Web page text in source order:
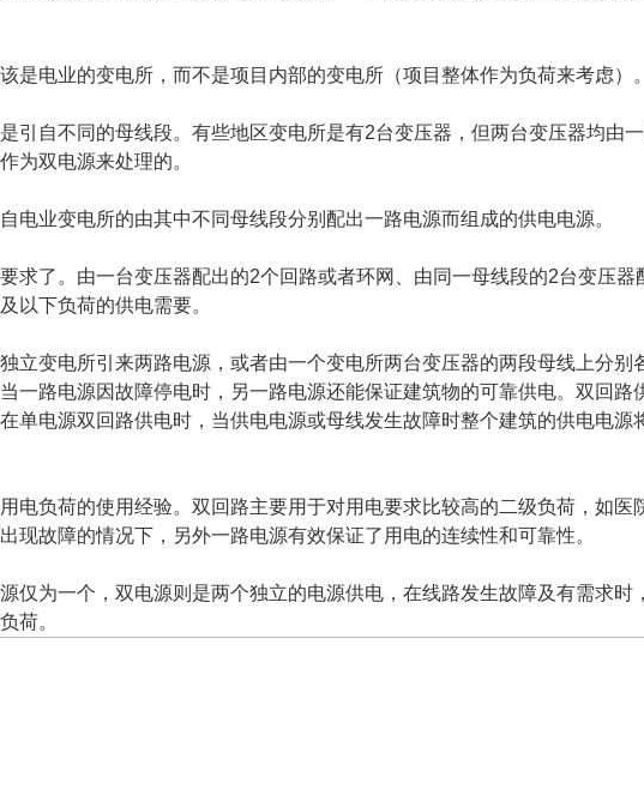
是电业的变电所，而不是项目内部的变电所（项目整体作为负荷来考虑）。
引自不同的母线段。有些地区变电所是有2台变压器，但两台变压器均由
为双电源来处理的。
电业变电所的由其中不同母线段分别配出一路电源而组成的供电电源。
求了。由一台变压器配出的2个回路或者环网、由同一母线段的2台变压器
以下负荷的供电需要。
立变电所引来两路电源，或者由一个变电所两台变压器的两段母线上分别
一路电源因故障停电时，另一路电源还能保证建筑物的可靠供电。双回
单电源双回路供电时，当供电电源或母线发生故障时整个建筑的供电电源
电负荷的使用经验。双回路主要用于对用电要求比较高的二级负荷，如
现故障的情况下，另外一路电源有效保证了用电的连续性和可靠性。
仅为一个，双电源则是两个独立的电源供电，在线路发生故障及有需求
荷。